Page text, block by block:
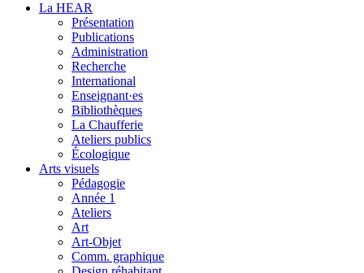
La HEAR
Présentation
Publications
Administration
Recherche
International
Enseignant·es
Bibliothèques
La Chaufferie
Ateliers publics
Écologique
Arts visuels
Pédagogie
Année 1
Ateliers
Art
Art-Objet
Comm. graphique